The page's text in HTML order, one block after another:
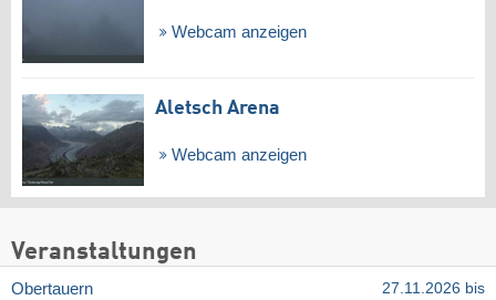
Webcam anzeigen
Aletsch Arena
Webcam anzeigen
Veranstaltungen
Obertauern
27.11.2026 bis